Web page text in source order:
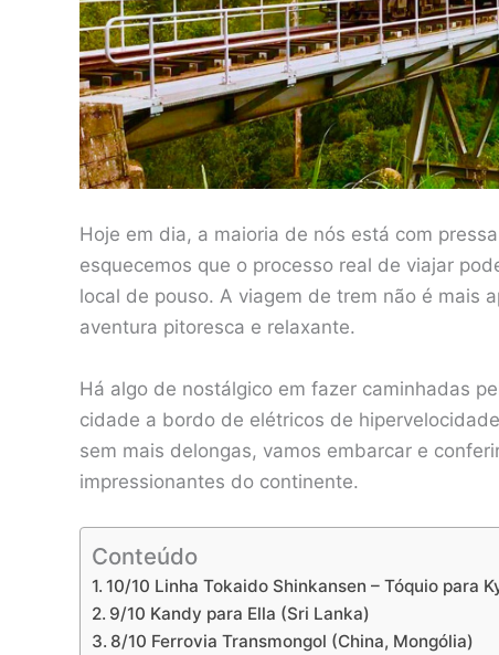
Hoje em dia, a maioria de nós está com
esquecemos que o processo real de viajar
local de pouso. A viagem de trem não é mais
aventura pitoresca e relaxante.
Há algo de nostálgico em fazer caminhadas
cidade a bordo de elétricos de
sem mais delongas, vamos embarcar e
impressionantes do continente.
Conteúdo
10/10 Linha Tokaido Shinkansen – Tóquio para
9/10 Kandy para Ella (Sri Lanka)
8/10 Ferrovia Transmongol (China, Mongólia)